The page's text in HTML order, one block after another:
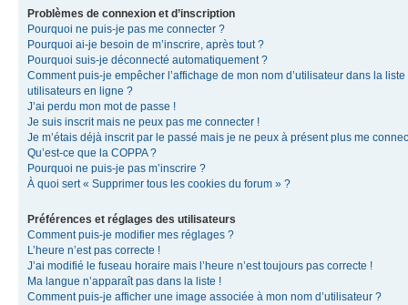
Problèmes de connexion et d’inscription
Pourquoi ne puis-je pas me connecter ?
Pourquoi ai-je besoin de m’inscrire, après tout ?
Pourquoi suis-je déconnecté automatiquement ?
Comment puis-je empêcher l’affichage de mon nom d’utilisateur dans la liste
utilisateurs en ligne ?
J’ai perdu mon mot de passe !
Je suis inscrit mais ne peux pas me connecter !
Je m’étais déjà inscrit par le passé mais je ne peux à présent plus me
Qu’est-ce que la COPPA ?
Pourquoi ne puis-je pas m’inscrire ?
À quoi sert « Supprimer tous les cookies du forum » ?
Préférences et réglages des utilisateurs
Comment puis-je modifier mes réglages ?
L’heure n’est pas correcte !
J’ai modifié le fuseau horaire mais l’heure n’est toujours pas correcte !
Ma langue n’apparaît pas dans la liste !
Comment puis-je afficher une image associée à mon nom d’utilisateur ?